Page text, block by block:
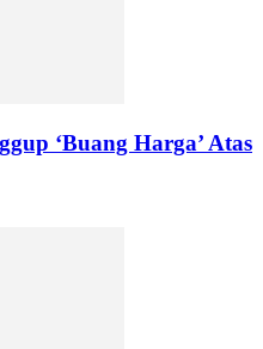
‘Buang Harga’ Atas